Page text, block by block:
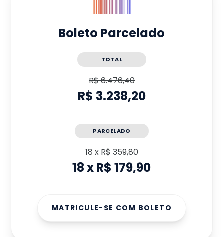
Boleto Parcelado
TOTAL
R$ 6.476,40
R$ 3.238,20
PARCELADO
18xR$ 359,80
18xR$ 179,90
MATRICULE-SE COM BOLETO